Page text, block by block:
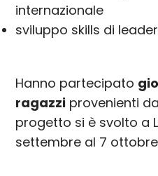
internazionale
sviluppo skills di
Hanno partecipato
ragazzi provenienti
progetto si è svolto a
settembre al 7